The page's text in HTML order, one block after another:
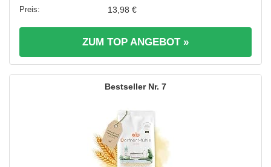
13,98 €
ZUM TOP ANGEBOT »
7